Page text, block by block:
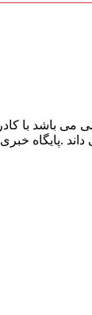
می باشد با
.پایگاه